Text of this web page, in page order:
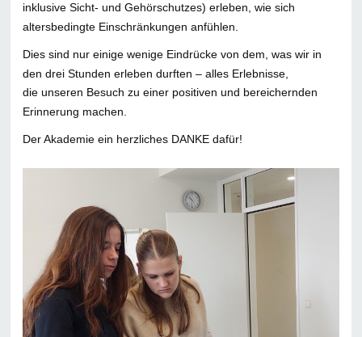
inklusive Sicht- und Gehörschutzes) erleben, wie sich
altersbedingte Einschränkungen anfühlen.
Dies sind nur einige wenige Eindrücke von dem, was wir in
den drei Stunden erleben durften – alles Erlebnisse,
die unseren Besuch zu einer positiven und bereichernden
Erinnerung machen.
Der Akademie ein herzliches DANKE dafür!